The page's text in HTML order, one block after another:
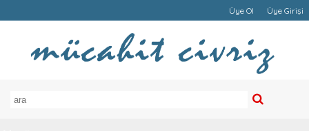
Üye Ol Üye Girişi